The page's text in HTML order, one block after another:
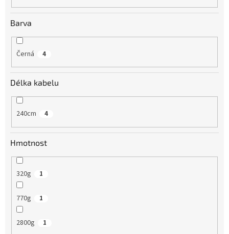
Barva
Černá 4
Délka kabelu
240cm 4
Hmotnost
320g 1
770g 1
2800g 1